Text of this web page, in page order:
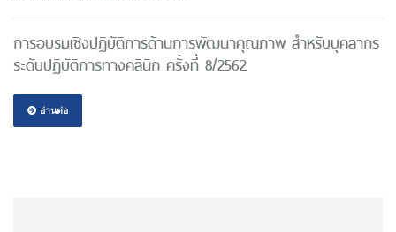
การอบรมเชิงปฏิบัติการด้านการพัฒนาคุณภาพ สำหรับบุคลากร
ระดับปฏิบัติการทางคลินิก ครั้งที่ 8/2562
อ่านต่อ